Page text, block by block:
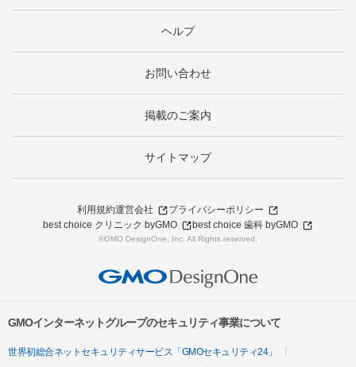
ヘルプ
お問い合わせ
掲載のご案内
サイトマップ
利用規約運営会社
プライバシーポリシー
best choice クリニック byGMO
best choice 歯科 byGMO
©GMO DesignOne, Inc. All Rights reserved.
GMOインターネットグループのセキュリティ事業について
世界初総合ネットセキュリティサービス「GMOセキュリティ24」